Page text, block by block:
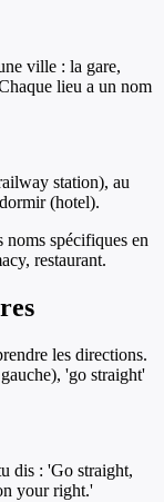
ville : la gare,
lieu a un nom
station), au
(hotel).
spécifiques en
restaurant.
les directions.
'go straight'
dis : 'Go straight,
your right.'